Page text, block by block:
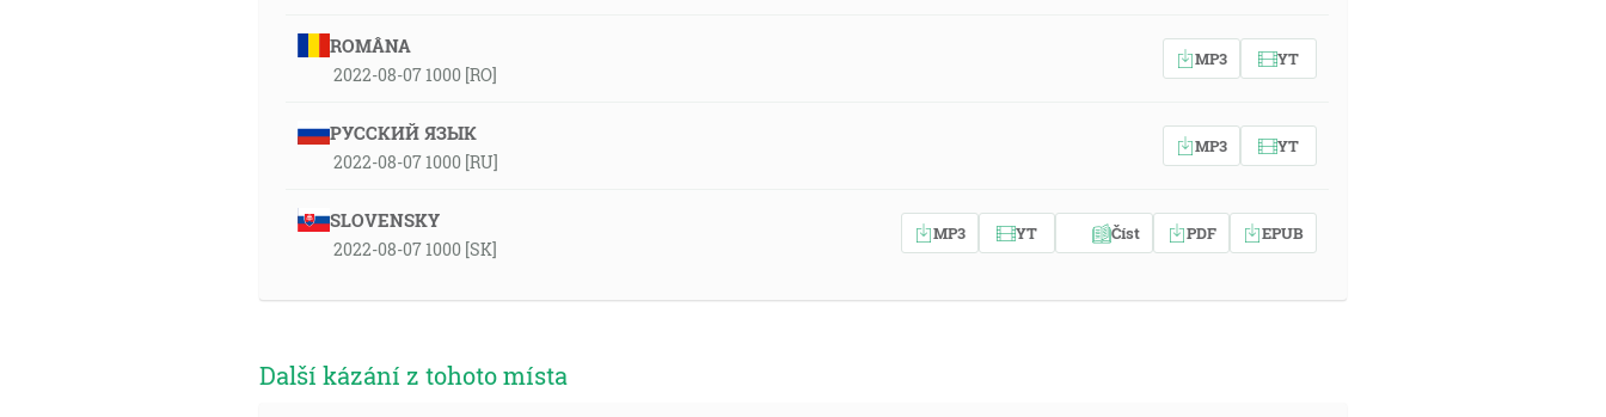
ROMÂNA
2022-08-07 1000 [RO]
MP3 YT
РУССКИЙ ЯЗЫК
2022-08-07 1000 [RU]
MP3 YT
SLOVENSKY
2022-08-07 1000 [SK]
MP3 YT Číst PDF EPUB
Další kázání z tohoto místa